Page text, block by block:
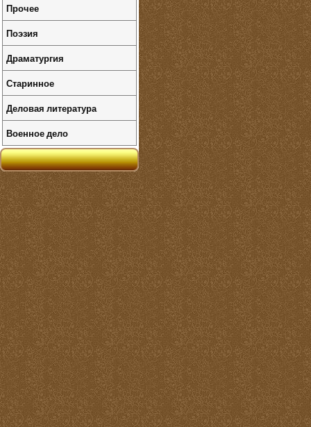
Прочее
Поэзия
Драматургия
Старинное
Деловая литература
Военное дело